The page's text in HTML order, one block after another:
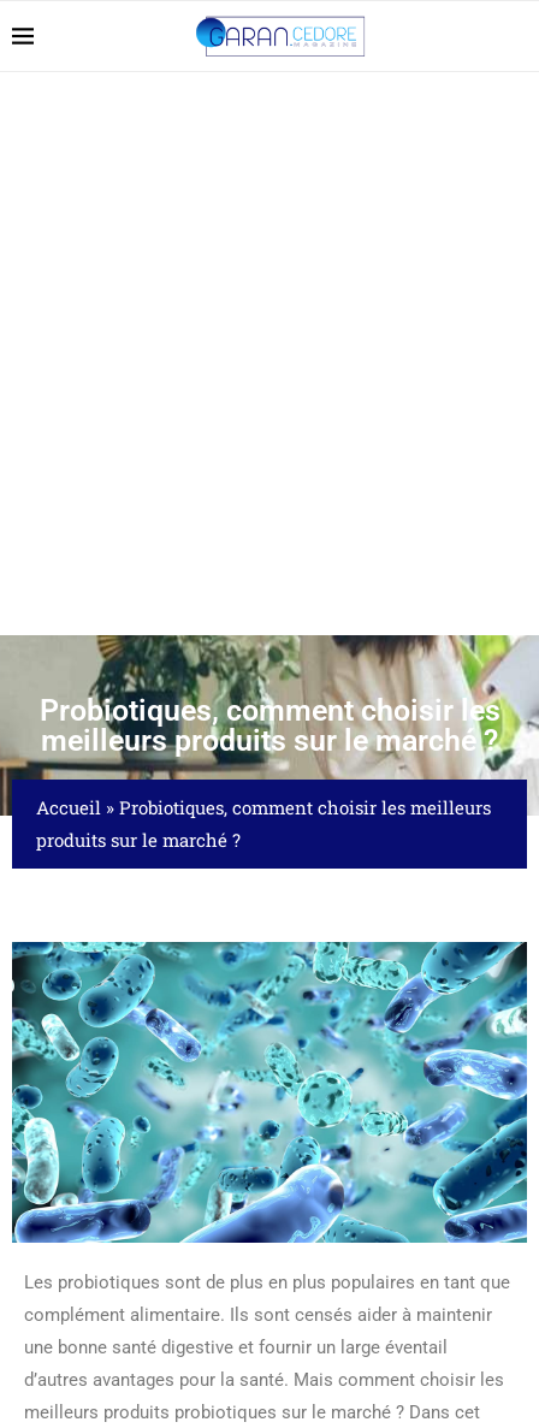
Probiotiques, comment choisir les
meilleurs produits sur le marché ?
Accueil » Probiotiques, comment choisir les meilleurs
produits sur le marché ?
Les probiotiques sont de plus en plus populaires en tant que
complément alimentaire. Ils sont censés aider à maintenir
une bonne santé digestive et fournir un large éventail
d’autres avantages pour la santé. Mais comment choisir les
meilleurs produits probiotiques sur le marché ? Dans cet